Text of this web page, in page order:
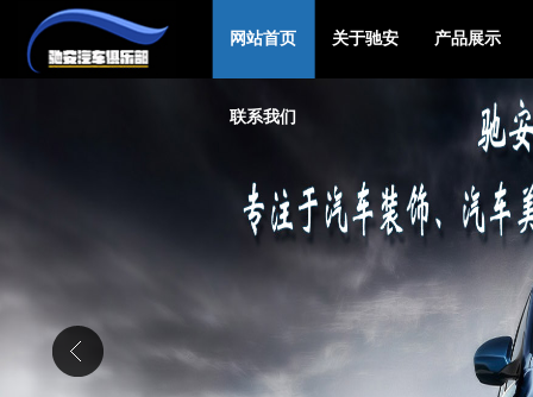
网站首页 关于驰安 产品展示
联系我们